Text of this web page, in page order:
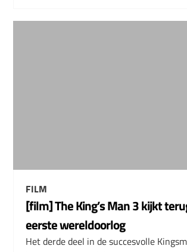
FILM
[film] The King’s Man 3 kijkt
eerste wereldoorlog
Het derde deel in de succesvolle